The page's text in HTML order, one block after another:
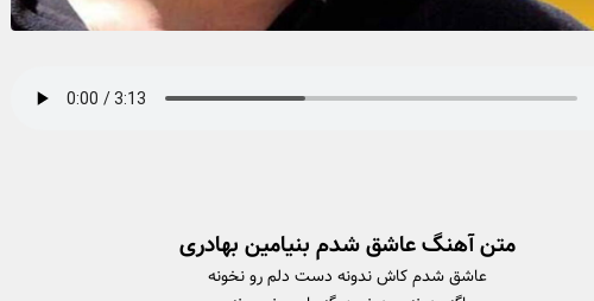
متن آهنگ عاشق شدم بنیامین بهادری
عاشق شدم کاش ندونه دست دلم رو نخونه